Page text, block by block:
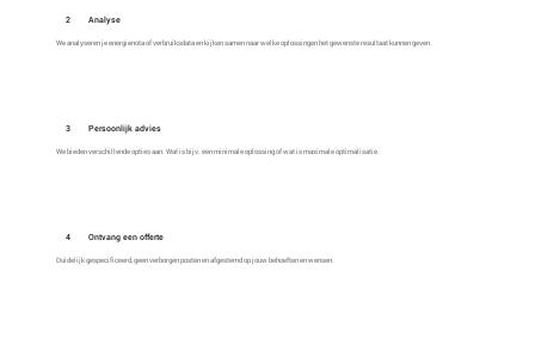
2 Analyse
We analyseren je energienota of verbruiksdata en kijken samen naar welke oplossingen het gewenste resultaat kunnen geven.
3 Persoonlijk advies
We bieden verschillende opties aan. Wat is bijv. een minimale oplossing of wat is maximale optimalisatie.
4 Ontvang een offerte
Duidelijk gespecificeerd, geen verborgen posten en afgestemd op jouw behoeften en wensen.